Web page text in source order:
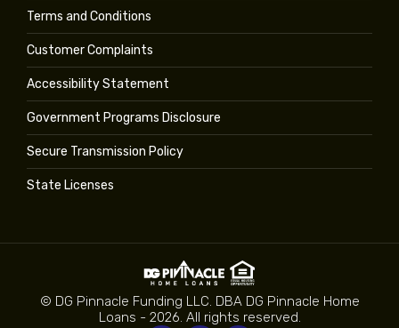
Terms and Conditions
Customer Complaints
Accessibility Statement
Government Programs Disclosure
Secure Transmission Policy
State Licenses
© DG Pinnacle Funding LLC. DBA DG Pinnacle Home
Loans - 2026. All rights reserved.